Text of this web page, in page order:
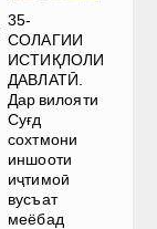
35-
СОЛАГИИ
ИСТИҚЛОЛИ
ДАВЛАТӢ.
Дар вилояти
Суғд
сохтмони
иншооти
иҷтимоӣ
вусъат
меёбад